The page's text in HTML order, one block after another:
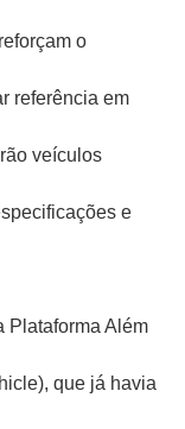
o
referência em
veículos
e
Plataforma Além
que já havia